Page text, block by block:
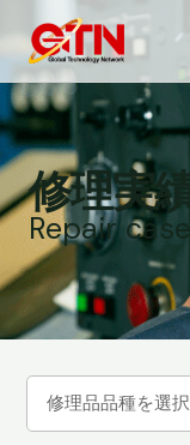
ス
キ
ッ
プ 修理実績
Repair case